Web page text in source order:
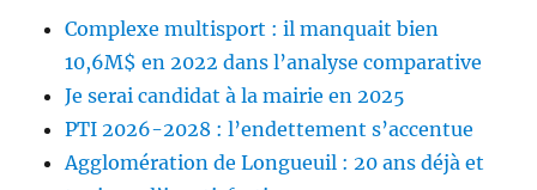
Complexe multisport : il manquait bien
10,6M$ en 2022 dans l’analyse comparative
Je serai candidat à la mairie en 2025
PTI 2026-2028 : l’endettement s’accentue
Agglomération de Longueuil : 20 ans déjà et